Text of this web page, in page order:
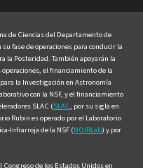
de Ciencias del Departamento de
fase de operaciones para conducir la
la Posteridad. También apoyarán la
el financiamiento de la
la Investigación en Astronomía
con la NSF, y el financiamiento
SLAC (SLAC, por su sigla en
Rubin es operado por el Laboratorio
Infrarroja de la NSF (NOIRLab) y por
Congreso de los Estados Unidos en